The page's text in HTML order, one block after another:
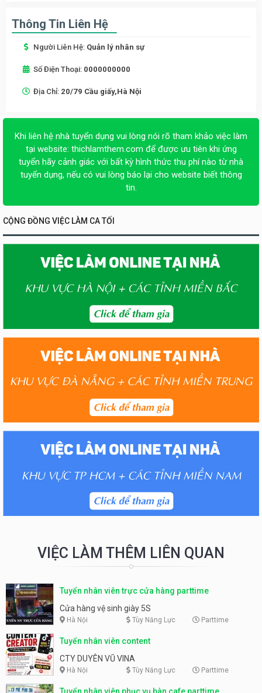
Thông Tin Liên Hệ
Người Liên Hệ: Quản lý nhân sự
Số Điện Thoại: 0000000000
Địa Chỉ: 20/79 Cầu giấy,Hà Nội
Khi liên hệ nhà tuyển dụng vui lòng nói rõ tham khảo việc làm
tại website: thichlamthem.com để được ưu tiên khi ứng
tuyển hãy cảnh giác với bất kỳ hình thức thu phí nào từ nhà
tuyển dụng, nếu có vui lòng báo lại cho website biết thông
tin.
CỘNG ĐỒNG VIỆC LÀM CA TỐI
VIỆC LÀM THÊM LIÊN QUAN
Tuyển nhân viên trực cửa hàng parttime
Cửa hàng vệ sinh giày 5S
Hà Nội Tùy Năng Lực Parttime
Tuyển nhân viên content
CTY DUYÊN VŨ VINA
Hà Nội Tùy Năng Lực Parttime
Tuyển nhân viên phục vụ bàn cafe parttime